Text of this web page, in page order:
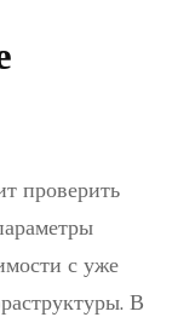
проверить
с уже
В